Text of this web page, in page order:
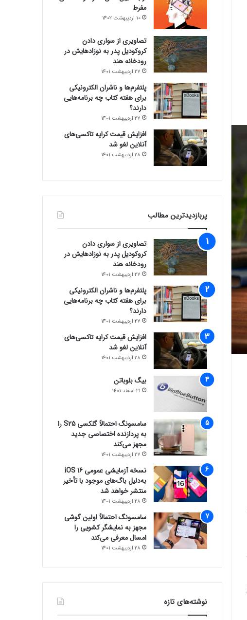
مفرط
10 اردیبهشت 1402
تصاویری از سواری دادن
کروکودیل پدر به نوزادهایش در
رودخانه هند
27 اردیبهشت 1401
پلتفرم‌ها و ناشران الکترونیکی
برای هفته کتاب چه برنامه‌هایی
دارند؟
27 اردیبهشت 1401
افزایش قیمت کرایه تاکسی‌های
آنلاین لغو شد
28 اردیبهشت 1401
پربازدیدترین مطالب
تصاویری از سواری دادن
کروکودیل پدر به نوزادهایش در
رودخانه هند
27 اردیبهشت 1401
پلتفرم‌ها و ناشران الکترونیکی
برای هفته کتاب چه برنامه‌هایی
دارند؟
27 اردیبهشت 1401
افزایش قیمت کرایه تاکسی‌های
آنلاین لغو شد
28 اردیبهشت 1401
بیگ بلوباتن
21 اسفند 1401
سامسونگ احتمالاً گلکسی S25 را
به پردازنده اختصاصی جدید
مجهز می‌کند
27 اردیبهشت 1401
نسخه آزمایشی عمومی iOS 16
به‌دلیل باگ‌های موجود با تأخیر
منتشر خواهد شد
28 اردیبهشت 1401
سامسونگ احتمالاً اولین گوشی
مجهز به نمایشگر کشویی را
امسال معرفی می‌کند
28 اردیبهشت 1401
نوشته‌های تازه